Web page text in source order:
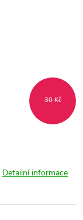
30 Kč
Detailní informace